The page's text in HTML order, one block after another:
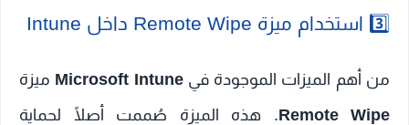
3️⃣ استخدام ميزة Remote Wipe داخل Intune
من أهم الميزات الموجودة فيMicrosoft Intune ميزة
Remote Wipe. هذه الميزة صُممت أصلًا لحماية